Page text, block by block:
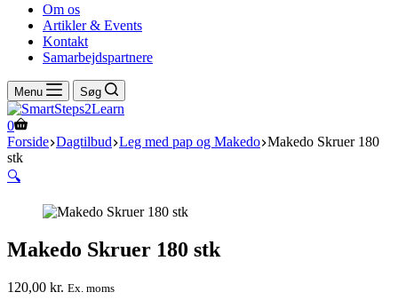
Om os
Artikler & Events
Kontakt
Samarbejdspartnere
Menu Søg
Indkøbskurv
0
Forside Dagtilbud Leg med pap og Makedo Makedo Skruer 180
stk
🔍
Makedo Skruer 180 stk
120,00 kr. Ex. moms